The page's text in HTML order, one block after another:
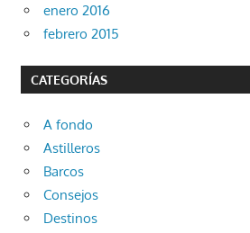
enero 2016
febrero 2015
CATEGORÍAS
A fondo
Astilleros
Barcos
Consejos
Destinos